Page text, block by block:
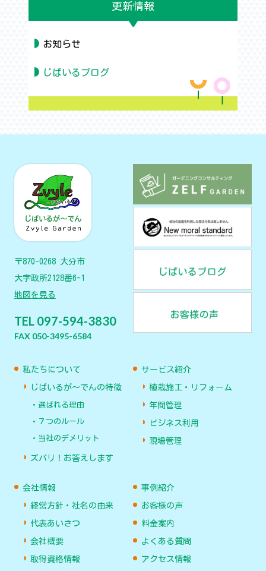
更新情報
お知らせ
じばいるブログ
〒870-0268 大分市
大字政所2128番6-1
地図を見る
TEL 097-594-3830
FAX 050-3495-6584
私たちについて
じばいるが〜でんの特徴
選ばれる理由
７つのルール
当社のデメリット
ズバリ！お答えします
サービス紹介
植栽施工・リフォーム
年間管理
ビジネス利用
現場管理
会社情報
経営方針・社名の由来
代表あいさつ
会社概要
取得資格情報
事例紹介
お客様の声
料金案内
よくある質問
アクセス情報